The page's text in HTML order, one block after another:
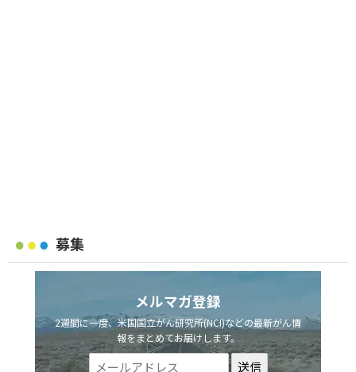
募集
メルマガ登録
2週間に一度、米国国立がん研究所(NCI)などの最新がん情
報をまとめてお届けします。